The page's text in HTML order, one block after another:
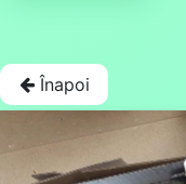
Înapoi